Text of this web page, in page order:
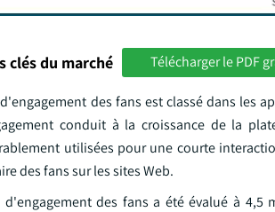
clés du marché Télécharger le PDF
des fans est classé dans les
conduit à la croissance de la
utilisées pour une courte
des fans sur les sites Web.
des fans a été évalué à 4,5